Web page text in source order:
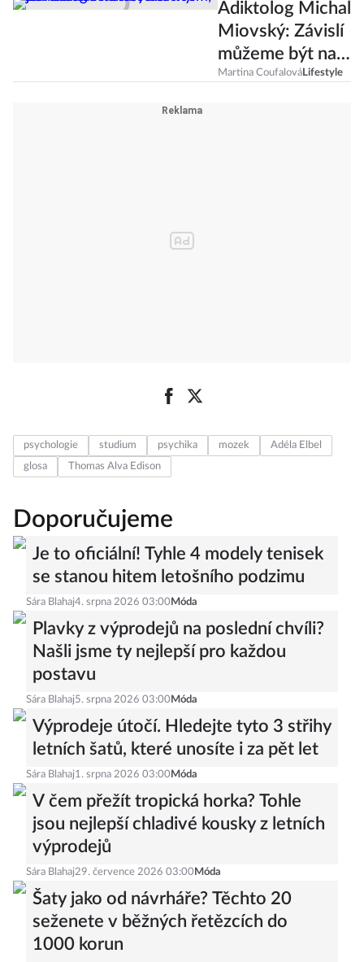
Adiktolog Michal
Miovský: Závislí
můžeme být na
všem, jen
Martina CoufalováLifestyle
psychologie studium psychika mozek
Adéla Elbel
glosa
Thomas Alva Edison
Doporučujeme
Je to oficiální! Tyhle 4 modely tenisek
se stanou hitem letošního podzimu
Sára Blahaj4. srpna 2026 03:00 Móda
Plavky z výprodejů na poslední chvíli?
Našli jsme ty nejlepší pro každou
postavu
Sára Blahaj5. srpna 2026 03:00 Móda
Výprodeje útočí. Hledejte tyto 3 střihy
letních šatů, které unosíte i za pět let
Sára Blahaj1. srpna 2026 03:00 Móda
V čem přežít tropická horka? Tohle
jsou nejlepší chladivé kousky z letních
výprodejů
Sára Blahaj29. července 2026 03:00 Móda
Šaty jako od návrháře? Těchto 20
seženete v běžných řetězcích do
1000 korun